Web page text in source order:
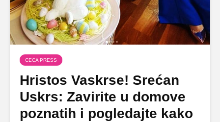
CECA PRESS
Hristos Vaskrse! Srećan
Uskrs: Zavirite u domove
poznatih i pogledajte kako